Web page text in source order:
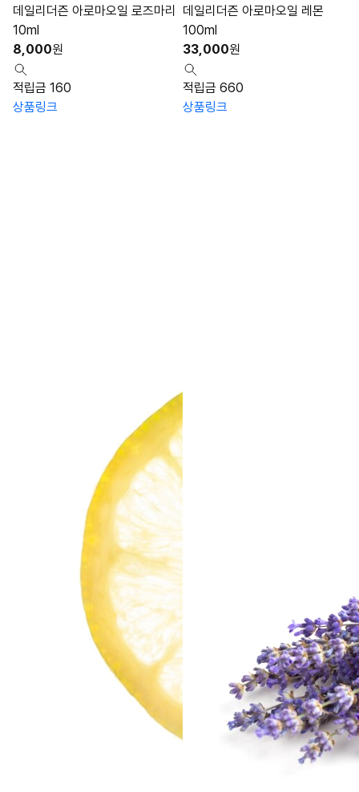
데일리더즌 아로마오일 로즈마리
10ml
8,000원
적립금 160
상품링크
데일리더즌 아로마오일 레몬
100ml
33,000원
적립금 660
상품링크